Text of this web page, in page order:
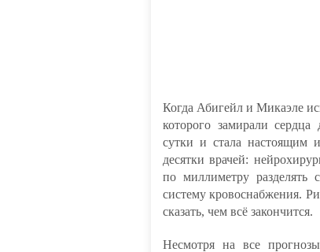
Когда Абигейл и Микаэле
которого замирали
сутки и стала настоящим
десятки врачей:
по миллиметру разделять
систему кровоснабжения.
сказать, чем всё закончится.
Несмотря на все